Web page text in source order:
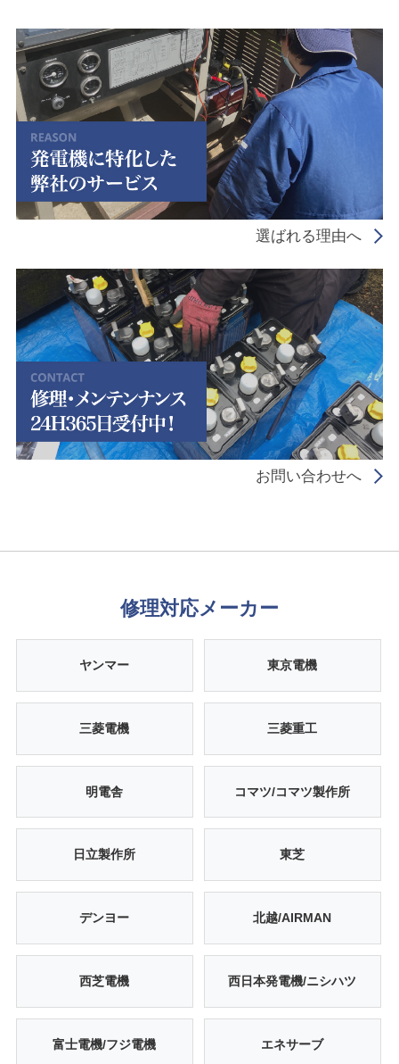
選ばれる理由へ
お問い合わせへ
修理対応メーカー
ヤンマー 東京電機
三菱電機 三菱重工
明電舎 コマツ/コマツ製作所
日立製作所 東芝
デンヨー 北越/AIRMAN
西芝電機 西日本発電機/ニシハツ
富士電機/フジ電機 エネサーブ